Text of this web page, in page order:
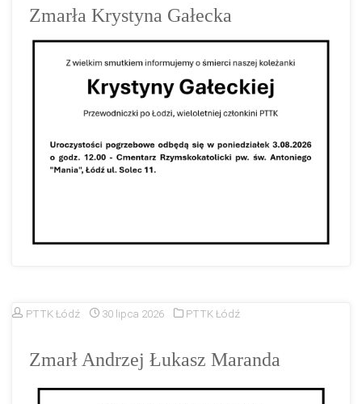
Zmarła Krystyna Gałecka
PTTK Łódź 30 lipca 2026 PTTK Łódź
Zmarł Andrzej Łukasz Maranda